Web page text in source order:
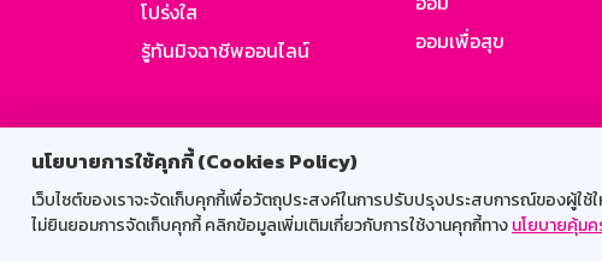
นโยบายการใช้คุกกี้ (Cookies Policy)
เว็บไซต์ของเราจะจัดเก็บคุกกี้เพื่อวัตถุประสงค์ในการปรับปรุงประสบการณ์ของผู้ใช้
ไม่ยินยอมการจัดเก็บคุกกี้ คลิกข้อมูลเพิ่มเติมเกี่ยวกับการใช้งานคุกกี้ทางนโยบายคุ้ม
โปร่งใส
รู้ทันมิจฉาชีพออนไลน์
ออมเพื่อสุข